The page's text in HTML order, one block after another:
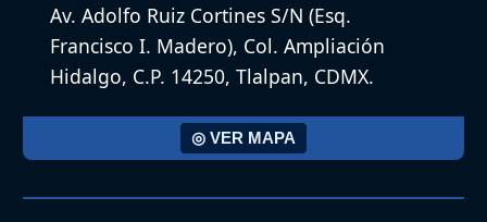
Av. Adolfo Ruiz Cortines S/N (Esq.
Francisco I. Madero), Col. Ampliación
Hidalgo, C.P. 14250, Tlalpan, CDMX.
◎ VER MAPA